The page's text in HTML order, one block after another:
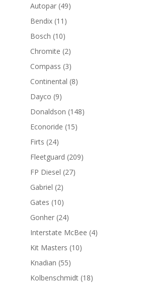
Autopar 4949
Bendix 11 11
productos
Bosch 1010
productos
Chromite 22
productos
Compass 33
productos
Continental 88
Dayco 99
productos
Donaldson 148148
Econoride 1515
Firts 2424
productos
Fleetguard 209209
FP Diesel 2727
Gabriel 22
productos
Gates 1010
productos
Gonher 2424
productos
Interstate McBee 44
Kit Masters 1010
Knadian 5555
productos
Kolbenschmidt 1818